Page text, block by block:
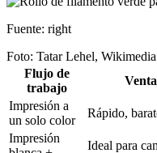
Fuente: right
Foto: Tatar Lehel,
Flujo de
trabajo
Impresión a
un solo color
Rápido,
Impresión
Ideal para